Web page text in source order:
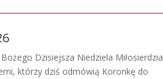
Dzisiejsza Niedziela Miłosierdzia
którzy dziś odmówią Koronkę do